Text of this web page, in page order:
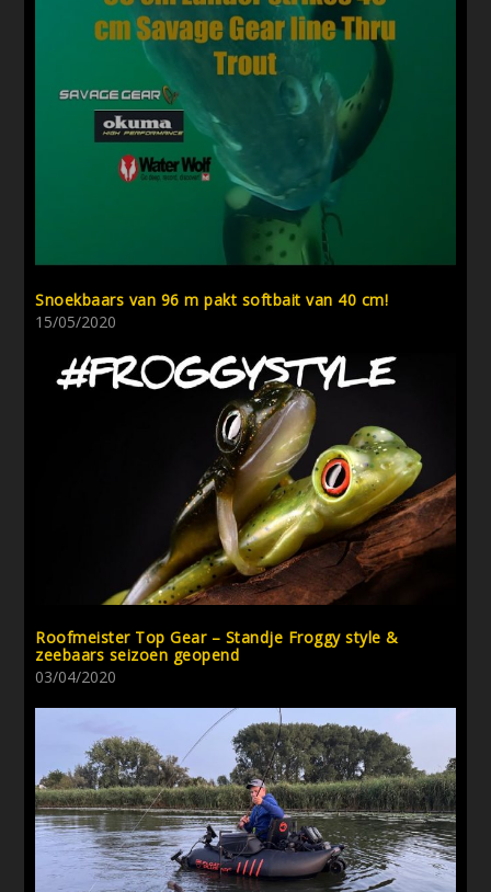
Snoekbaars van 96 m pakt softbait van 40 cm!
15/05/2020
Roofmeister Top Gear – Standje Froggy style &
zeebaars seizoen geopend
03/04/2020